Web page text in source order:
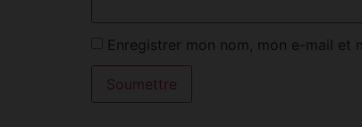
Enregistrer mon nom, mon e-mail et